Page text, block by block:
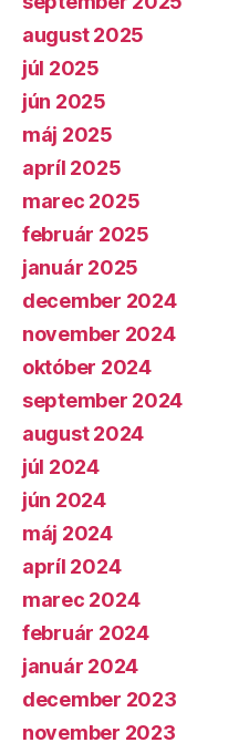
august 2025
júl 2025
jún 2025
máj 2025
apríl 2025
marec 2025
február 2025
január 2025
december 2024
november 2024
október 2024
september 2024
august 2024
júl 2024
jún 2024
máj 2024
apríl 2024
marec 2024
február 2024
január 2024
december 2023
november 2023